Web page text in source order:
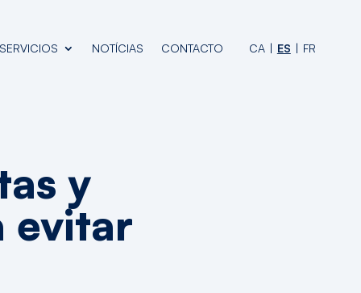
NOTÍCIAS CONTACTO CA ES FR
y
evitar